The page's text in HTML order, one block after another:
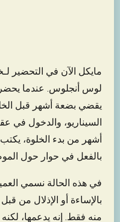
مايكل الآن في التحضير
لوس أنجلوس. عندما يحضر
يقضي بضعة أشهر قبل
السيناريو، والدخول
أشهر من بدء الخلوة،
بالفعل في حوار حول
في هذه الحالة نسمي
بالإساءة أو الإذلال من
منه فقط. إنه يدعمها،